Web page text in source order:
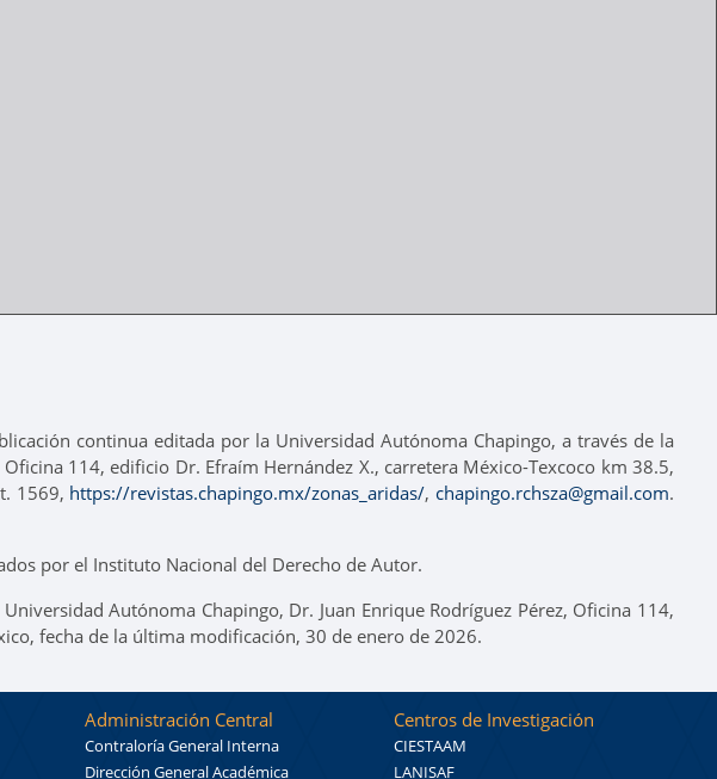
continua editada por la Universidad Autónoma Chapingo, a través de la
114, edificio Dr. Efraím Hernández X., carretera México-Texcoco km 38.5,
1569, https://revistas.chapingo.mx/zonas_aridas/, chapingo.rchsza@gmail.com.
por el Instituto Nacional del Derecho de Autor.
Autónoma Chapingo, Dr. Juan Enrique Rodríguez Pérez, Oficina 114,
fecha de la última modificación, 30 de enero de 2026.
Administración Central
Contraloría General Interna
Dirección General Académica
Centros de Investigación
CIESTAAM
LANISAF